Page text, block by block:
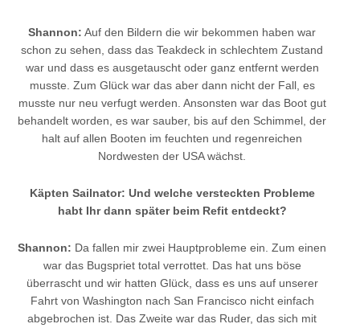
Shannon: Auf den Bildern die wir bekommen haben war
schon zu sehen, dass das Teakdeck in schlechtem Zustand
war und dass es ausgetauscht oder ganz entfernt werden
musste. Zum Glück war das aber dann nicht der Fall, es
musste nur neu verfugt werden. Ansonsten war das Boot gut
behandelt worden, es war sauber, bis auf den Schimmel, der
halt auf allen Booten im feuchten und regenreichen
Nordwesten der USA wächst.
Käpten Sailnator: Und welche versteckten Probleme
habt Ihr dann später beim Refit entdeckt?
Shannon: Da fallen mir zwei Hauptprobleme ein. Zum einen
war das Bugspriet total verrottet. Das hat uns böse
überrascht und wir hatten Glück, dass es uns auf unserer
Fahrt von Washington nach San Francisco nicht einfach
abgebrochen ist. Das Zweite war das Ruder, das sich mit